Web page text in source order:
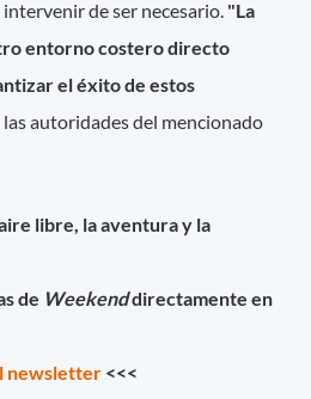
intervenir de ser necesario. "La
entorno costero directo
el éxito de estos
las autoridades del mencionado
libre, la aventura y la
de Weekenddirectamente en
newsletter <<<